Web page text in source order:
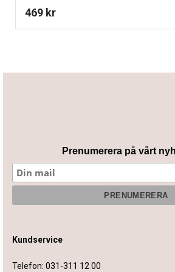
469 kr
Prenumerera på vårt
Kundservice
Telefon: 031-311 12 00